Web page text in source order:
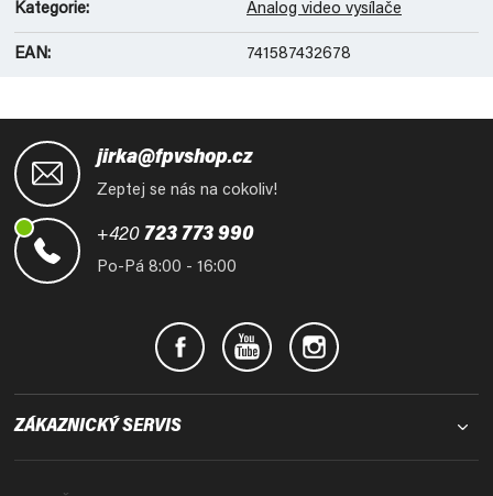
Kategorie: Analog video vysílače
EAN: 741587432678
jirka@fpvshop.cz
Zeptej se nás na cokoliv!
+420 723 773 990
Po-Pá 8:00 - 16:00
ZÁKAZNICKÝ SERVIS